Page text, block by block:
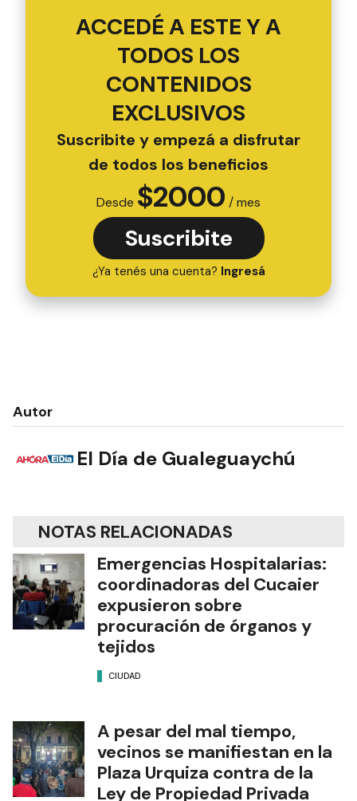
ACCEDÉ A ESTE Y A
TODOS LOS
CONTENIDOS
EXCLUSIVOS
Suscribite y empezá a disfrutar
de todos los beneficios
Desde $2000 / mes
Suscribite
¿Ya tenés una cuenta? Ingresá
Autor
El Día de Gualeguaychú
NOTAS RELACIONADAS
Emergencias Hospitalarias:
coordinadoras del Cucaier
expusieron sobre
procuración de órganos y
tejidos
CIUDAD
A pesar del mal tiempo,
vecinos se manifiestan en la
Plaza Urquiza contra de la
Ley de Propiedad Privada